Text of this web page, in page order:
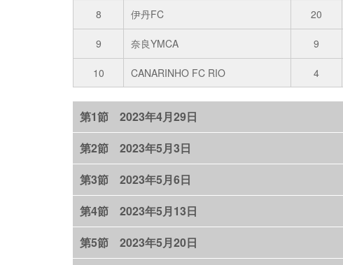
8 伊丹FC 20
9 奈良YMCA 9
10 CANARINHO FC RIO 4
第1節 2023年4月29日
第2節 2023年5月3日
第3節 2023年5月6日
第4節 2023年5月13日
第5節 2023年5月20日